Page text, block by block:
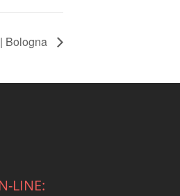
Bologna
LINE: